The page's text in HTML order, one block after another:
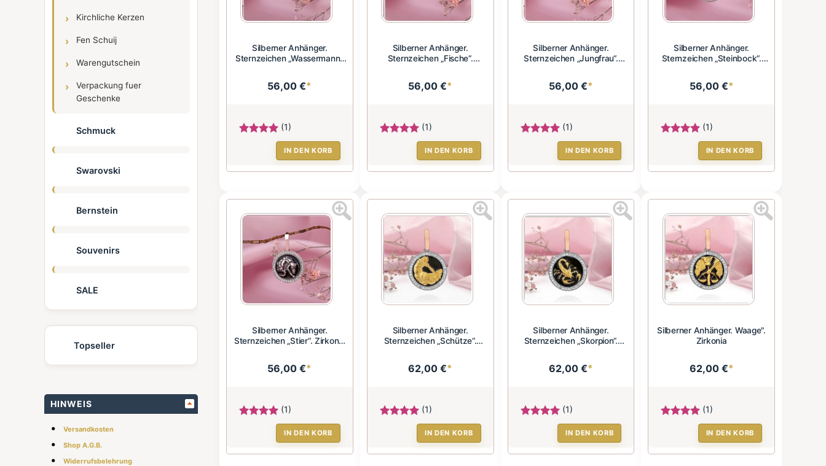
Kirchliche Kerzen
Fen Schuij
Warengutschein
Verpackung fuer
Geschenke
Schmuck
Swarovski
Bernstein
Souvenirs
SALE
Topseller
HINWEIS
• Versandkosten
• Shop A.G.B.
• Widerrufsbelehrung
Silberner Anhänger.
Sternzeichen „Wassermann“.
56,00 €*
(1)
IN DEN KORB
Silberner Anhänger.
Sternzeichen „Fische“.
56,00 €*
(1)
IN DEN KORB
Silberner Anhänger.
Sternzeichen „Jungfrau“.
56,00 €*
(1)
IN DEN KORB
Silberner Anhänger.
Sternzeichen „Steinbock“.
56,00 €*
(1)
IN DEN KORB
Silberner Anhänger.
Sternzeichen „Stier“. Zirkonia
56,00 €*
(1)
IN DEN KORB
Silberner Anhänger.
Sternzeichen „Schütze“.
62,00 €*
(1)
IN DEN KORB
Silberner Anhänger.
Sternzeichen „Skorpion“.
62,00 €*
(1)
IN DEN KORB
Silberner Anhänger. Waage".
Zirkonia
62,00 €*
(1)
IN DEN KORB